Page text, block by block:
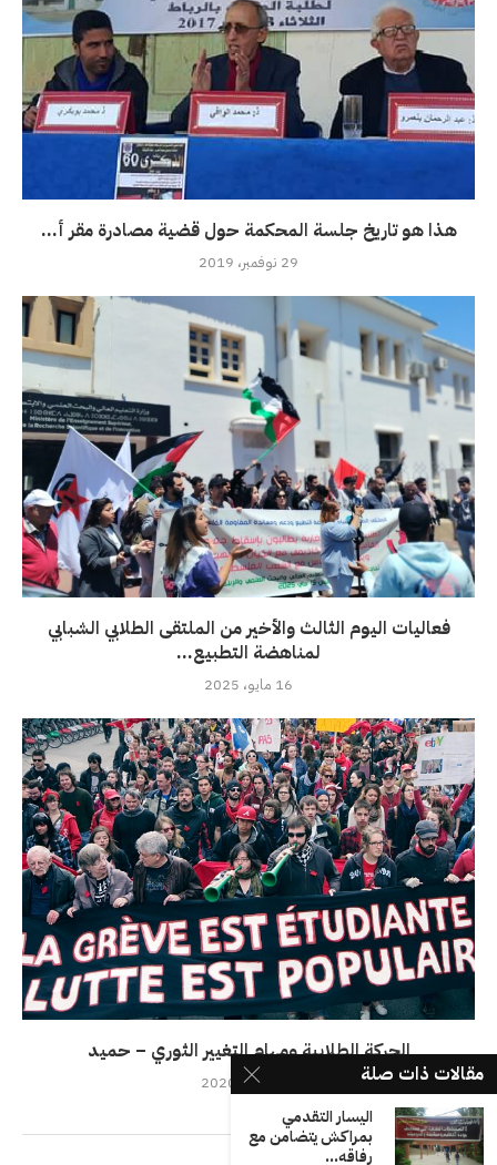
هذا هو تاريخ جلسة المحكمة حول قضية مصادرة مقر أ...
29 نوفمبر، 2019
فعاليات اليوم الثالث والأخير من الملتقى الطلابي الشبابي
لمناهضة التطبيع...
16 مايو، 2025
الحركة الطلابية ومهام التغيير الثوري – حميد
مقالات ذات صلة
اليسار التقدمي
بمراكش يتضامن مع
رفاقه...